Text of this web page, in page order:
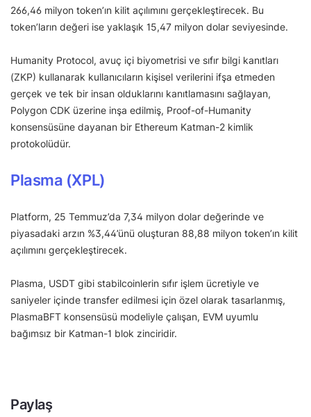
266,46 milyon token’ın kilit açılımını gerçekleştirecek. Bu
token’ların değeri ise yaklaşık 15,47 milyon dolar seviyesinde.
Humanity Protocol, avuç içi biyometrisi ve sıfır bilgi kanıtları
(ZKP) kullanarak kullanıcıların kişisel verilerini ifşa etmeden
gerçek ve tek bir insan olduklarını kanıtlamasını sağlayan,
Polygon CDK üzerine inşa edilmiş, Proof-of-Humanity
konsensüsüne dayanan bir Ethereum Katman-2 kimlik
protokolüdür.
Plasma (XPL)
Platform, 25 Temmuz’da 7,34 milyon dolar değerinde ve
piyasadaki arzın %3,44’ünü oluşturan 88,88 milyon token’ın kilit
açılımını gerçekleştirecek.
Plasma, USDT gibi stabilcoinlerin sıfır işlem ücretiyle ve
saniyeler içinde transfer edilmesi için özel olarak tasarlanmış,
PlasmaBFT konsensüsü modeliyle çalışan, EVM uyumlu
bağımsız bir Katman-1 blok zinciridir.
Paylaş